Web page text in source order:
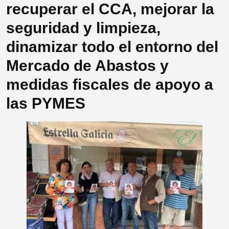
recuperar el CCA, mejorar la
seguridad y limpieza,
dinamizar todo el entorno del
Mercado de Abastos y
medidas fiscales de apoyo a
las PYMES